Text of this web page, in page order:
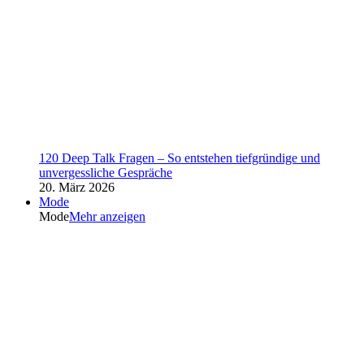
120 Deep Talk Fragen – So entstehen tiefgründige und
unvergessliche Gespräche
20. März 2026
Mode
ModeMehr anzeigen